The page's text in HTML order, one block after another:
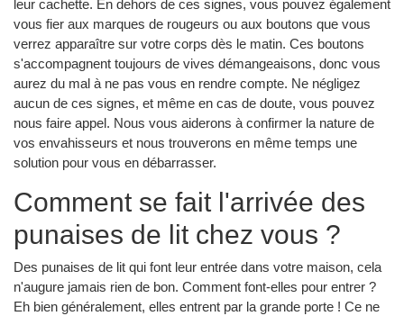
leur cachette. En dehors de ces signes, vous pouvez également
vous fier aux marques de rougeurs ou aux boutons que vous
verrez apparaître sur votre corps dès le matin. Ces boutons
s'accompagnent toujours de vives démangeaisons, donc vous
aurez du mal à ne pas vous en rendre compte. Ne négligez
aucun de ces signes, et même en cas de doute, vous pouvez
nous faire appel. Nous vous aiderons à confirmer la nature de
vos envahisseurs et nous trouverons en même temps une
solution pour vous en débarrasser.
Comment se fait l'arrivée des
punaises de lit chez vous ?
Des punaises de lit qui font leur entrée dans votre maison, cela
n'augure jamais rien de bon. Comment font-elles pour entrer ?
Eh bien généralement, elles entrent par la grande porte ! Ce ne